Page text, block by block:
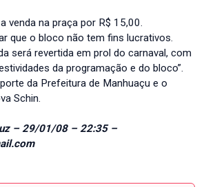
venda na praça por R$ 15,00.
que o bloco não tem fins lucrativos.
será revertida em prol do carnaval, com
da programação e do bloco”.
da Prefeitura de Manhuaçu e o
Schin.
–29/01/08 – 22:35 –